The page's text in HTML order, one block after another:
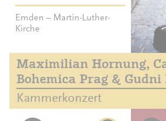
Emden – Martin-Luther-
Kirche
Maximilian Hornung,
Bohemica Prag &
Kammerkonzert